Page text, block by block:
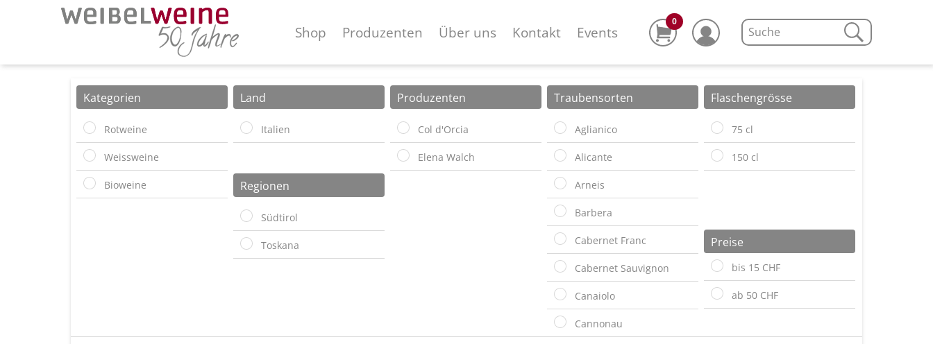
Shop Produzenten Über uns Kontakt Events
0
Kategorien
Rotweine
Weissweine
Bioweine
Land
Italien
Regionen
Südtirol
Toskana
Produzenten
Col d'Orcia
Elena Walch
Traubensorten
Aglianico
Alicante
Arneis
Barbera
Cabernet Franc
Cabernet Sauvignon
Canaiolo
Cannonau
Flaschengrösse
75 cl
150 cl
Preise
bis 15 CHF
ab 50 CHF